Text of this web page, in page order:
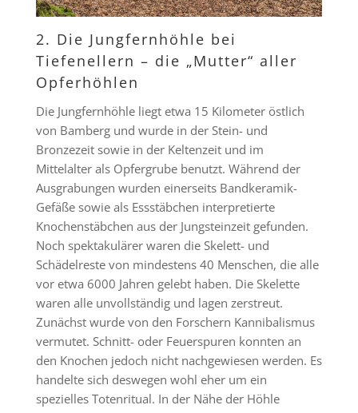
2. Die Jungfernhöhle bei
Tiefenellern – die „Mutter“ aller
Opferhöhlen
Die Jungfernhöhle liegt etwa 15 Kilometer östlich
von Bamberg und wurde in der Stein- und
Bronzezeit sowie in der Keltenzeit und im
Mittelalter als Opfergrube benutzt. Während der
Ausgrabungen wurden einerseits Bandkeramik-
Gefäße sowie als Essstäbchen interpretierte
Knochenstäbchen aus der Jungsteinzeit gefunden.
Noch spektakulärer waren die Skelett- und
Schädelreste von mindestens 40 Menschen, die alle
vor etwa 6000 Jahren gelebt haben. Die Skelette
waren alle unvollständig und lagen zerstreut.
Zunächst wurde von den Forschern Kannibalismus
vermutet. Schnitt- oder Feuerspuren konnten an
den Knochen jedoch nicht nachgewiesen werden. Es
handelte sich deswegen wohl eher um ein
spezielles Totenritual. In der Nähe der Höhle